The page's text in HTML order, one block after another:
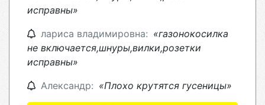
исправны»
лариса владимировна: «газонокосилка
не включается,шнуры,вилки,розетки
исправны»
Александр: «Плохо крутятся гусеницы»